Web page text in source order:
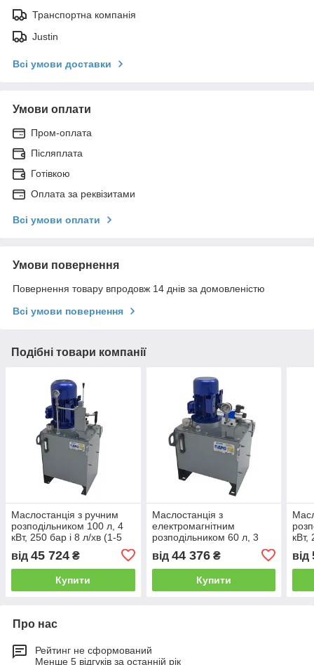
Транспортна компанія
Justin
Всі умови доставки
Умови оплати
Пром-оплата
Післяплата
Готівкою
Оплата за реквізитами
Всі умови оплати
Умови повернення
Повернення товару впродовж 14 днів за домовленістю
Всі умови повернення
Подібні товари компанії
Маслостанція з ручним
розподільником 100 л, 4
кВт, 250 бар і 8 л/хв (1-5
від 45 724 ₴
Купити
Маслостанція з
електромагнітним
розподільником 60 л, 3
кВт, 250 бар і 6 л/хв (1-5
секцій)
від 44 376₴
Купити
кВт,
від
Про нас
Рейтинг не сформований
Менше 5 відгуків за останній рік